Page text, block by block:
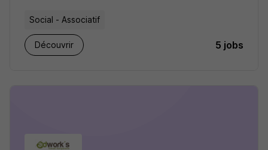
Social - Associatif
Découvrir 5 jobs